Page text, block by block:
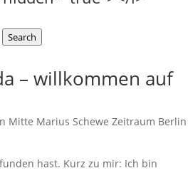
Search
– willkommen auf
hast. Kurz zu mir: Ich bin